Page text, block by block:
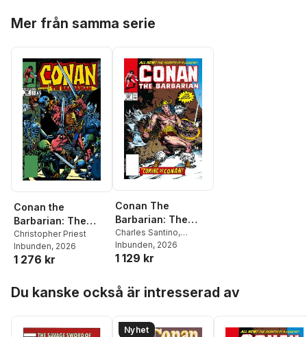
Mer från samma serie
Conan the
Barbarian: The
Original Comics
Omnibus Vol.8
Christopher Priest
Inbunden, 2026
1 276 kr
Conan The
Barbarian: The
Original Comics
Omnibus Vol.9
Charles Santino,
Michael Higgins
Conway
Inbunden, 2026
1 129 kr
Du kanske också är intresserad av
Nyhet